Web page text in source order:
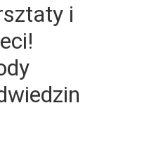
i